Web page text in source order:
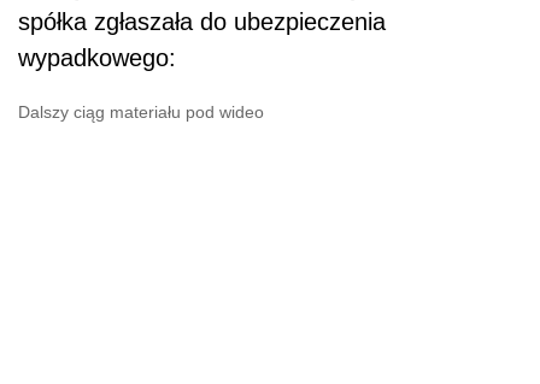
spółka zgłaszała do ubezpieczenia
wypadkowego:
Dalszy ciąg materiału pod wideo